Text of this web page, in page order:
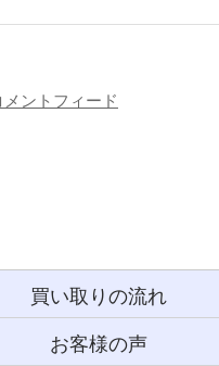
メントフィード
買い取りの流れ
お客様の声